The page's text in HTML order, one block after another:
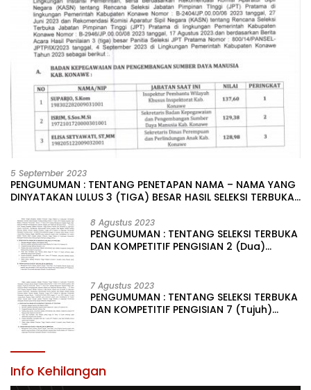
5 September 2023
PENGUMUMAN : TENTANG PENETAPAN NAMA – NAMA YANG
DINYATAKAN LULUS 3 (TIGA) BESAR HASIL SELEKSI TERBUKA
LINGKUNGAN PEMERINTAH DAERAH KABUPATEN KONAWE
8 Agustus 2023
PENGUMUMAN : TENTANG SELEKSI TERBUKA
DAN KOMPETITIF PENGISIAN 2 (Dua)
KABUPATEN KONAWE
7 Agustus 2023
PENGUMUMAN : TENTANG SELEKSI TERBUKA
DAN KOMPETITIF PENGISIAN 7 (Tujuh)
Info Kehilangan